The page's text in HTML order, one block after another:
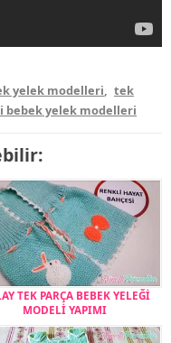
yelek modelleri, tek
bebek yelek modelleri
TEK PARÇA BEBEK YELEĞİ
MODELİ YAPIMI